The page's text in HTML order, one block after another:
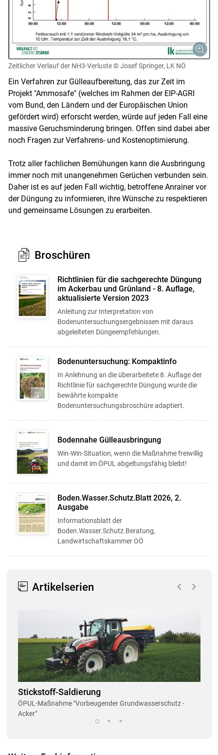
Zeitlicher Verlauf der NH3-Verluste © Josef Springer, LK NÖ
Ein Verfahren zur Gülleaufbereitung, das zur Zeit im
Projekt "Ammosafe" (welches im Rahmen der EIP-AGRI
vom Bund, den Ländern und der Europäischen Union
gefördert wird) erforscht werden, würde auf jeden Fall eine
massive Geruchsminderung bringen. Offen sind dabei aber
noch Fragen zur Verfahrens- und Kostenoptimierung.
Trotz aller fachlichen Bemühungen kann die Ausbringung
immer noch mit unangenehmen Gerüchen verbunden sein.
Daher ist es auf jeden Fall wichtig, betroffene Anrainer vor
der Düngung zu informieren, ihre Wünsche zu respektieren
und gemeinsame Lösungen zu erarbeiten.
Broschüren
Richtlinien für die sachgerechte Düngung
im Ackerbau und Grünland - 8. Auflage,
aktualisierte Version 2023
Anleitung zur Interpretation von
Bodenuntersuchungsergebnissen mit daraus
abgeleiteten Düngeempfehlungen.
Bodenuntersuchung: Kompaktinfo
In Anlehnung an die überarbeitete 8. Auflage der
Richtlinie für sachgerechte Düngung wurde die
bewährte kompakte
Bodenuntersuchungsbroschüre adaptiert.
Bodennahe Gülleausbringung
Win-Win-Situation, wenn die Maßnahme freiwillig
und damit im ÖPUL abgeltungsfähig bleibt!
Boden.Wasser.Schutz.Blatt 2026, 2.
Ausgabe
Informationsblatt der
Boden.Wasser.Schutz.Beratung,
Landwirtschaftskammer OÖ
Artikelserien
Stickstoff-Saldierung
ÖPUL-Maßnahme "Vorbeugender Grundwasserschutz -
Acker"